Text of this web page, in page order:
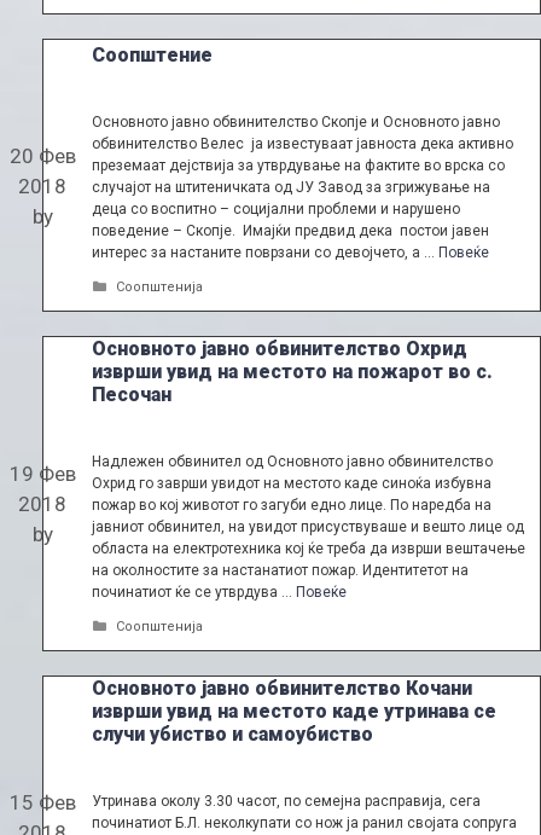
Соопштение
20 Фев
2018
by
Основното јавно обвинителство Скопје и Основното јавно
обвинителство Велес ја известуваат јавноста дека активно
преземаат дејствија за утврдување на фактите во врска со
случајот на штитеничката од ЈУ Завод за згрижување на
деца со воспитно – социјални проблеми и нарушено
поведение – Скопје. Имајќи предвид дека постои јавен
интерес за настаните поврзани со девојчето, а … Повеќе
Categories
Соопштенија
Основното јавно обвинителство Охрид
изврши увид на местото на пожарот во с.
Песочан
19 Фев
2018
by
Надлежен обвинител од Основното јавно обвинителство
Охрид го заврши увидот на местото каде синоќа избувна
пожар во кој животот го загуби едно лице. По наредба на
јавниот обвинител, на увидот присуствуваше и вешто лице од
областа на електротехника кој ќе треба да изврши вештачење
на околностите за настанатиот пожар. Идентитетот на
починaтиот ќе се утврдува … Повеќе
Categories
Соопштенија
Основното јавно обвинителство Кочани
изврши увид на местото каде утринава се
случи убиство и самоубиство
15 Фев
Утринава околу 3.30 часот, по семејна расправија, сега
починатиот Б.Л. неколкупати со нож ја ранил својата сопруга